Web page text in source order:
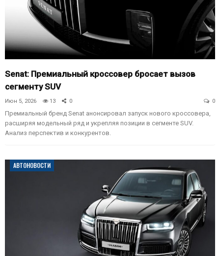
Senat: Премиальный кроссовер бросает вызов
сегменту SUV
Июн 5, 2026 13 0 0
Премиальный бренд Senat анонсировал запуск нового кроссовера,
расширяя модельный ряд и укрепляя позиции в сегменте SUV.
Анализ перспектив и конкурентов.
АВТОНОВОСТИ